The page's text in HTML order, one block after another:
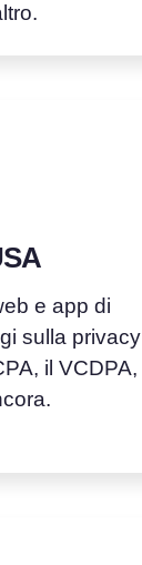
e app di
sulla privacy
il VCDPA,